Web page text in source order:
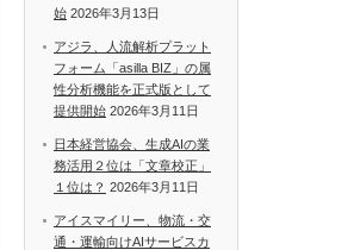
始 2026年3月13日
アジラ、人流解析プラット
フォーム「asilla BIZ」の属
性分析機能を正式版として
提供開始 2026年3月11日
日本経営協会、生成AIの業
務活用２位は「文章校正」
１位は？ 2026年3月11日
アイスマイリー、物流・交
通・運輸向けAIサービスカ